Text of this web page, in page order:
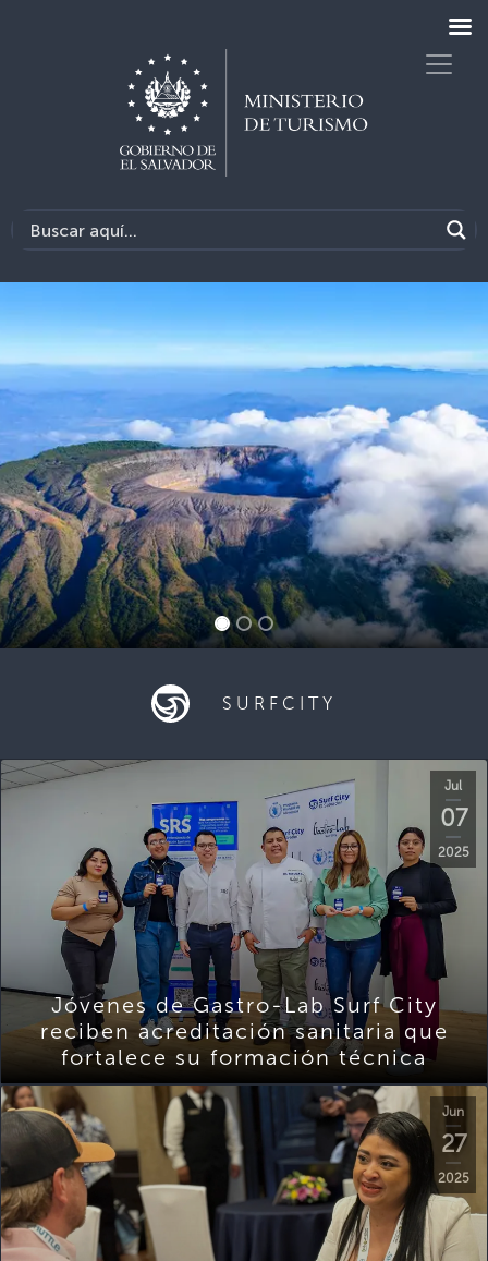
SURFCITY
Jul
07
2025
Jóvenes de Gastro-Lab Surf City
reciben acreditación sanitaria que
fortalece su formación técnica
Jun
27
2025